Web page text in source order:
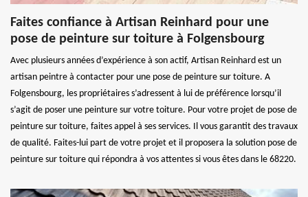
Faites confiance à Artisan Reinhard pour une
pose de peinture sur toiture à Folgensbourg
Avec plusieurs années d’expérience à son actif, Artisan Reinhard est un
artisan peintre à contacter pour une pose de peinture sur toiture. A
Folgensbourg, les propriétaires s’adressent à lui de préférence lorsqu’il
s’agit de poser une peinture sur votre toiture. Pour votre projet de pose de
peinture sur toiture, faites appel à ses services. Il vous garantit des travaux
de qualité. Faites-lui part de votre projet et il proposera la solution pose de
peinture sur toiture qui répondra à vos attentes si vous êtes dans le 68220.